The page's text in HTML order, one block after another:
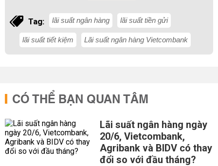
Tag: lãi suất ngân hàng lãi suất tiền gửi
lãi suất tiết kiệm Lãi suất ngân hàng Vietcombank
CÓ THỂ BẠN QUAN TÂM
Lãi suất ngân hàng ngày
20/6, Vietcombank,
Agribank và BIDV có thay
đổi so với đầu tháng?